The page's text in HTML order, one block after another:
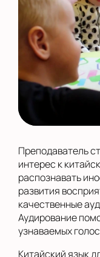
Преподаватель
интерес к
распознавать
развития
качественные
Аудирование
узнаваемых
Китайский язык